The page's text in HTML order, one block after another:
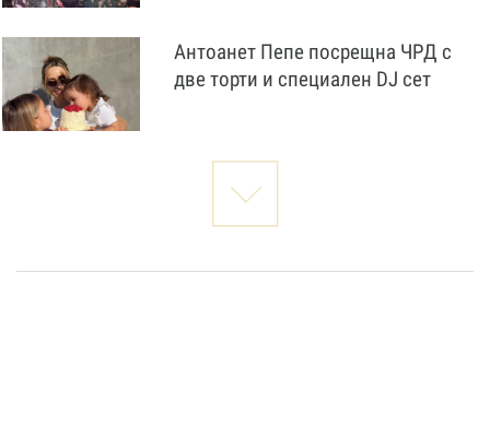
Антоанет Пепе посрещна ЧРД с
две торти и специален DJ сет